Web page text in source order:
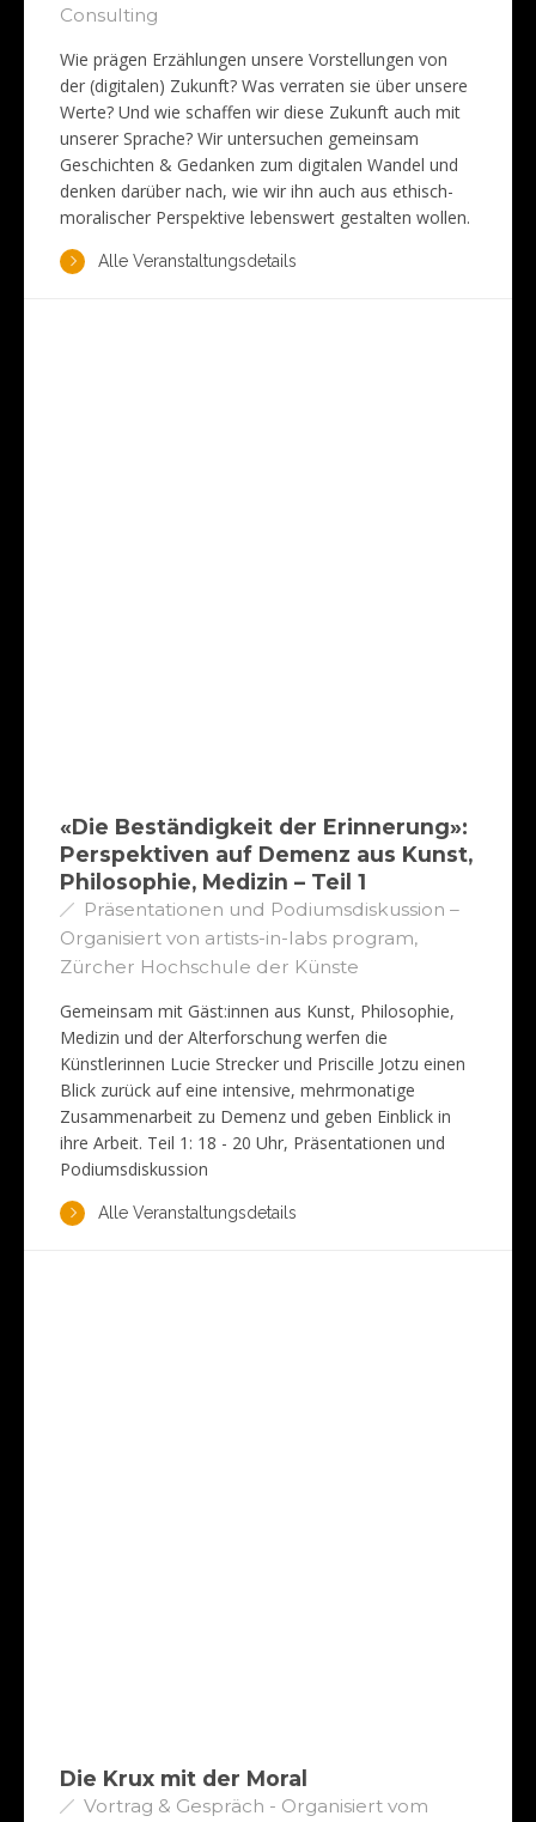
Consulting
Wie prägen Erzählungen unsere Vorstellungen von
der (digitalen) Zukunft? Was verraten sie über unsere
Werte? Und wie schaffen wir diese Zukunft auch mit
unserer Sprache? Wir untersuchen gemeinsam
Geschichten & Gedanken zum digitalen Wandel und
denken darüber nach, wie wir ihn auch aus ethisch-
moralischer Perspektive lebenswert gestalten wollen.
Alle Veranstaltungsdetails
«Die Beständigkeit der Erinnerung»:
Perspektiven auf Demenz aus Kunst,
Philosophie, Medizin – Teil 1
Präsentationen und Podiumsdiskussion –
Organisiert von artists-in-labs program,
Zürcher Hochschule der Künste
Gemeinsam mit Gäst:innen aus Kunst, Philosophie,
Medizin und der Alterforschung werfen die
Künstlerinnen Lucie Strecker und Priscille Jotzu einen
Blick zurück auf eine intensive, mehrmonatige
Zusammenarbeit zu Demenz und geben Einblick in
ihre Arbeit. Teil 1: 18 - 20 Uhr, Präsentationen und
Podiumsdiskussion
Alle Veranstaltungsdetails
Die Krux mit der Moral
Vortrag & Gespräch - Organisiert vom